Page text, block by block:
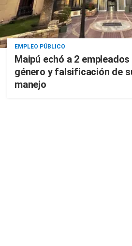
EMPLEO PÚBLICO
Maipú echó a 2
género y falsificación de
manejo